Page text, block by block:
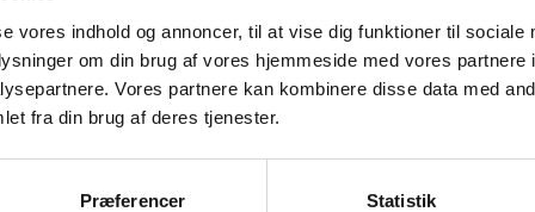
vores indhold og annoncer, til at vise dig funktioner til sociale
om din brug af vores hjemmeside med vores partnere
Vores partnere kan kombinere disse data med
fra din brug af deres tjenester.
Præferencer Statistik